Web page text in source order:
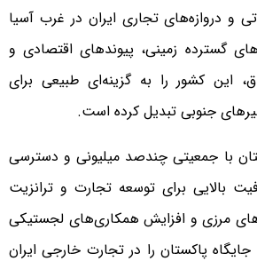
و دروازه‌های تجاری ایران در غرب آسیا
گسترده زمینی، پیوندهای اقتصادی و
این کشور را به گزینه‌ای طبیعی برای
جنوبی تبدیل کرده است.
با جمعیتی چندصد میلیونی و دسترسی
بالایی برای توسعه تجارت و ترانزیت
مرزی و افزایش همکاری‌های لجستیکی
پاکستان را در تجارت خارجی ایران